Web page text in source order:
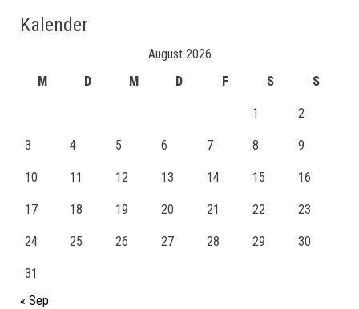
Kalender
August 2026
M
D M D F S S
1 2
3 4 5 6 7 8 9
10 11 12 13 14 15 16
17 18 19 20 21 22 23
24 25 26 27 28 29 30
31
« Sep.